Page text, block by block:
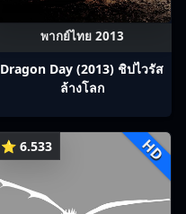
พากย์ไทย 2013
Dragon Day (2013) ชิปไวรัส
ล้างโลก
⭐ 6.533 HD